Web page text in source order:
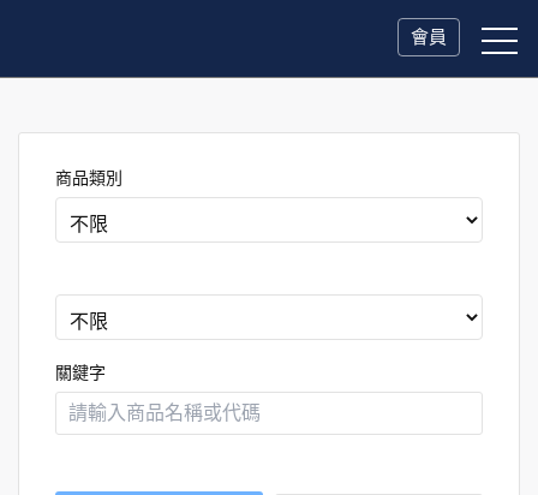
會員
商品類別
關鍵字